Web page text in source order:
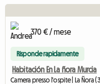
370 € / mese
Risponde rapidamente
Habitación En La ñora Murcia
Camera presso l'ospite | La Ñora